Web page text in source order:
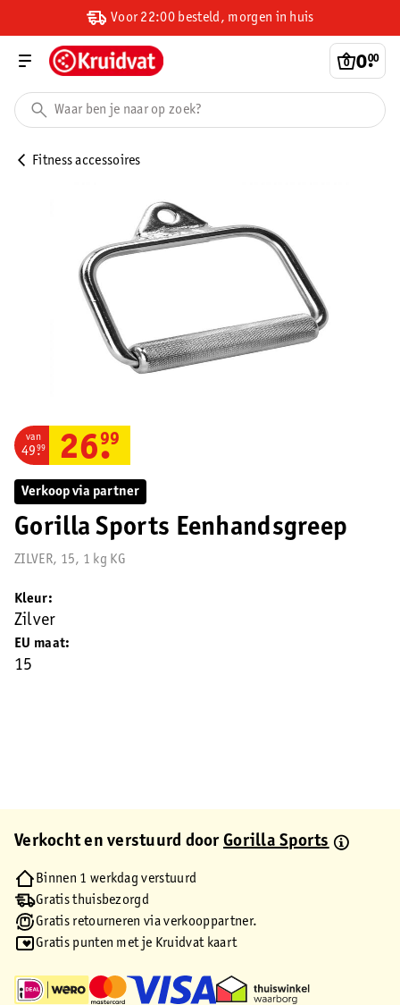
Voor 22:00 besteld, morgen in huis
0.
00
Fitness accessoires
Verkoop via partner
Gorilla Sports Eenhandsgreep
ZILVER, 15, 1 kg KG
van
49.
99 26.
99
EU maat
15
Kleur
Zilver
Verkocht en verstuurd doorGorilla Sports
Binnen 1 werkdag verstuurd
Gratis thuisbezorgd
Gratis retourneren via verkooppartner.
Gratis punten met je Kruidvat kaart